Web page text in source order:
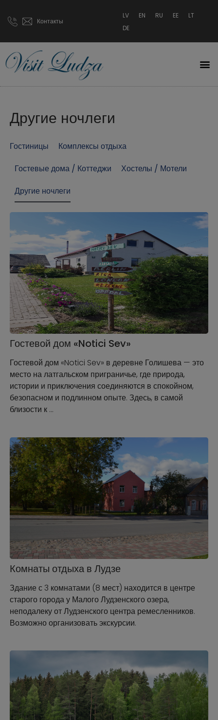
Контакты
LV EN RU EE
LT
DE
Другие ночлеги
Гостиницы
Комплексы отдыха
Гостевые дома / Коттеджи
Хостелы / Мотели
Другие ночлеги
Гостевой дом «Notici Sev»
Гостевой дом «Notici Sev» в деревне Голишева — это
место на латгальском приграничье, где природа,
истории и приключения соединяются в спокойном,
безопасном и подлинном опыте. Здесь, в самой
близости к …
Комнаты отдыха в Лудзе
Здание с 3 комнатами (8 мест) находится в центре
старого города у Малого Лудзенского озера,
неподалеку от Лудзенского центра ремесленников.
Возможно организовать экскурсии.